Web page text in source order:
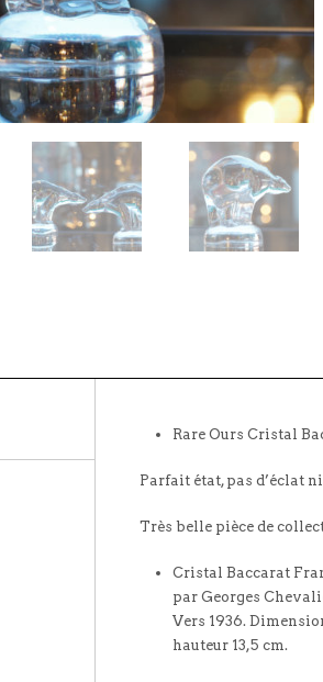
Rare Ours Cristal
Parfait état, pas d’éclat
Très belle pièce de
Cristal Baccarat
par Georges
Vers 1936.
hauteur 13,5 cm.